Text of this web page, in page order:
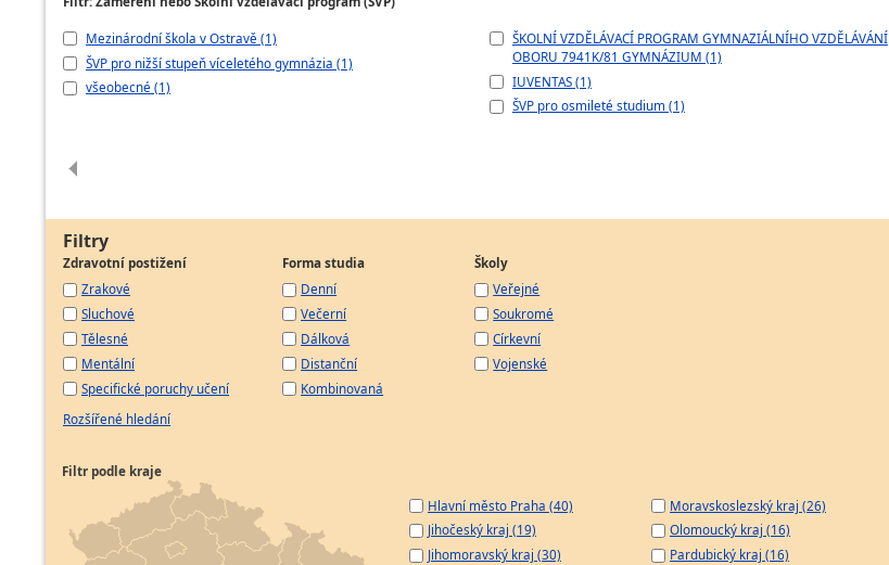
Mezinárodní škola v Ostravě (1)
ŠVP pro nižší stupeň víceletého gymnázia (1)
všeobecné (1)
ŠKOLNÍ VZDĚLÁVACÍ PROGRAM GYMNAZIÁLNÍHO VZDĚLÁVÁNÍ
OBORU 7941K/81 GYMNÁZIUM (1)
IUVENTAS (1)
ŠVP pro osmileté studium (1)
Filtry
Zdravotní postižení
Zrakové
Sluchové
Tělesné
Mentální
Specifické poruchy učení
Forma studia
Denní
Večerní
Dálková
Distanční
Kombinovaná
Školy
Veřejné
Soukromé
Církevní
Vojenské
Rozšířené hledání
Filtr podle kraje
Hlavní město Praha (40)
Jihočeský kraj (19)
Jihomoravský kraj (30)
Moravskoslezský kraj (26)
Olomoucký kraj (16)
Pardubický kraj (16)